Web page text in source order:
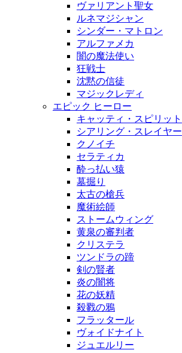
ヴァリアント聖女
ルネマジシャン
シンダー・マトロン
アルファメカ
闇の魔法使い
狂戦士
沈黙の信徒
マジックレディ
エピック ヒーロー
キャッティ・スピリット
シアリング・スレイヤー
クノイチ
セラティカ
酔っ払い猿
墓掘り
太古の槍兵
魔術絵師
ストームウィング
黄泉の審判者
クリステラ
ツンドラの蹄
剣の賢者
炎の闇将
花の妖精
殺戮の鴉
フラッタール
ヴォイドナイト
ジュエルリー